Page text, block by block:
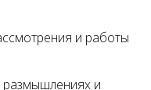
и работы
и